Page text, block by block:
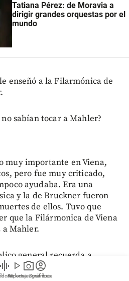
graphic_eq play_arrow
Videos
photo_camera
Reportajes gráficos
account_circle
Suscríbete
Tatiana Pérez: de Moravia a
dirigir grandes orquestas por el
mundo
enseñó a la Filarmónica de
sabían tocar a Mahler?
muy importante en Viena,
pero fue muy criticado,
ayudaba. Era una
y la de Bruckner fueron
de ellos. Tuvo que
que la Filármonica de Viena
Mahler.
general recuerda a
, la película dirigida y
Cooper, en la que se